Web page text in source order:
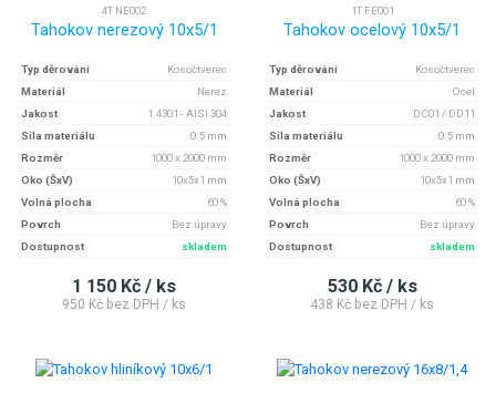
4T NE002
Tahokov nerezový 10x5/1
Typ děrování
Kosočtverec
Materiál
Nerez
Jakost
1.4301 - AISI 304
Síla materiálu
0.5 mm
Rozměr
1000 x 2000 mm
Oko (ŠxV)
10x5x1 mm
Volná plocha
60 %
Povrch
Bez úpravy
Dostupnost
skladem
1 150 Kč / ks
950 Kč bez DPH / ks
1T FE001
Tahokov ocelový 10x5/1
Typ děrování
Kosočtverec
Materiál
Ocel
Jakost
DC01 / DD11
Síla materiálu
0.5 mm
Rozměr
1000 x 2000 mm
Oko (ŠxV)
10x5x1 mm
Volná plocha
60 %
Povrch
Bez úpravy
Dostupnost
skladem
530 Kč / ks
438 Kč bez DPH / ks